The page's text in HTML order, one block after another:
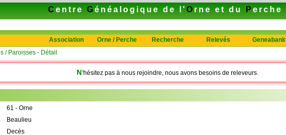
C entre Généalogique de l' O rne et du P erche
Association Orne / Perche Recherche Relevés
Geneabank
/ Paroisses - Détail
N'hésitez pas à nous rejoindre, nous avons besoins de releveurs.
61 - Orne
Beaulieu
Decès